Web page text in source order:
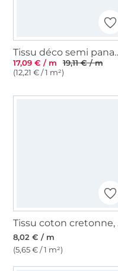
Tissu déco semi
17,09 € / m
19,11 € / m
(12,21 € / 1 m²)
8,02 € / m
(5,65 € / 1 m²)